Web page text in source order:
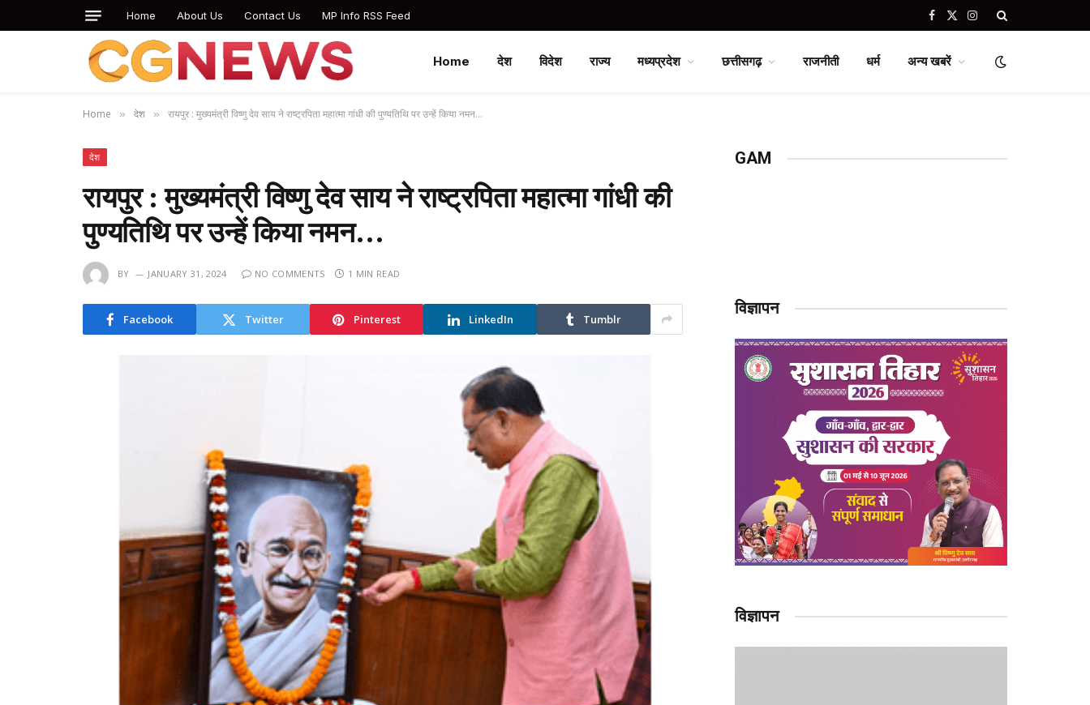
Home About Us Contact Us MP Info RSS Feed Facebook
X
Instagram
Home देश विदेश राज्य मध्यप्रदेश छत्तीसगढ़ राजनीती धर्म अन्य खबरें
Home » देश » रायपुर : मुख्यमंत्री विष्णु देव साय ने राष्ट्रपिता महात्मा गांधी की पुण्यतिथि पर उन्हें किया नमन…
देश
रायपुर : मुख्यमंत्री विष्णु देव साय ने राष्ट्रपिता महात्मा गांधी की
पुण्यतिथि पर उन्हें किया नमन…
BY JANUARY 31, 2024 NO COMMENTS 1 MIN READ
Facebook Twitter Pinterest LinkedIn Tumblr
GAM
विज्ञापन
विज्ञापन